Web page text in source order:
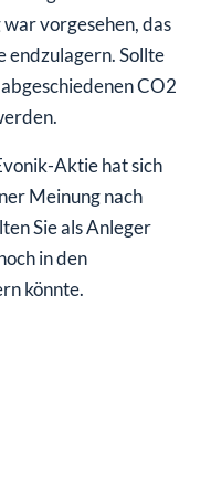
vorgesehen, das
endzulagern. Sollte
CO2
Aktie hat sich
Meinung nach
Sie als Anleger
in den
könnte.